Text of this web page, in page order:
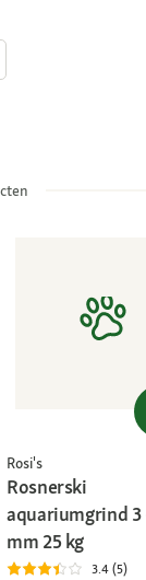
Rosi's
Rosnerski
aquariumgrind 3
mm 25 kg
3.4 (5)